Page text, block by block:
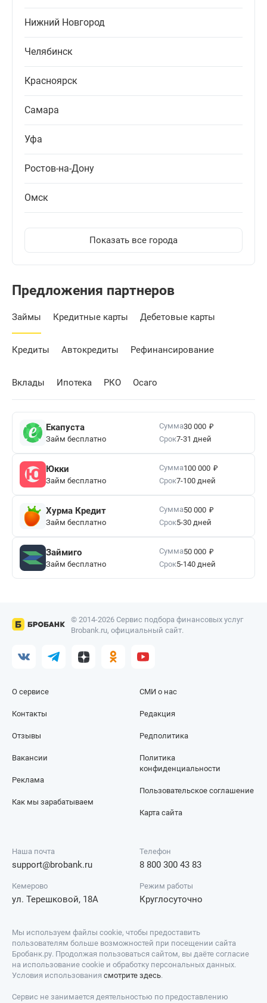
Нижний Новгород
Челябинск
Красноярск
Самара
Уфа
Ростов-на-Дону
Омск
Показать все города
Предложения партнеров
Займы Кредитные карты Дебетовые карты
Кредиты Автокредиты Рефинансирование
Вклады Ипотека РКО Осаго
Екапуста
Займ бесплатно
Сумма30 000 ₽
Срок7-31 дней
Юкки
Займ бесплатно
Сумма100 000 ₽
Срок7-100 дней
Хурма Кредит
Займ бесплатно
Сумма50 000 ₽
Срок5-30 дней
Займиго
Займ бесплатно
Сумма50 000 ₽
Срок5-140 дней
© 2014-2026 Сервис подбора финансовых услуг
Brobank.ru, официальный сайт.
О сервисе
Контакты
Отзывы
СМИ о нас
Редакция
Редполитика
Вакансии
Реклама
Как мы зарабатываем
Политика
конфиденциальности
Пользовательское соглашение
Карта сайта
Наша почта
support@brobank.ru
Телефон
8 800 300 43 83
Кемерово
ул. Терешковой, 18А
Режим работы
Круглосуточно
Мы используем файлы cookie, чтобы предоставить
пользователям больше возможностей при посещении сайта
Бробанк.ру. Продолжая пользоваться сайтом, вы даёте согласие
на использование cookie и обработку персональных данных.
Условия использования смотрите здесь.
Сервис не занимается деятельностью по предоставлению